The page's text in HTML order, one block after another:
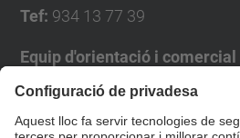
Tef: 934 13 77 39
Equip d'orientació i comercial
José Luís Grande
Tel. 93 4137194